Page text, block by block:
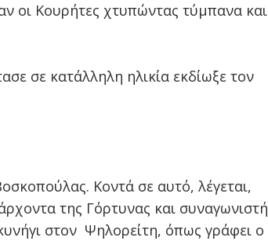
οι Κουρήτες χτυπώντας τύμπανα και
σε κατάλληλη ηλικία εκδίωξε τον
Κοντά σε αυτό, λέγεται,
της Γόρτυνας και συναγωνιστή
στον Ψηλορείτη, όπως γράφει ο